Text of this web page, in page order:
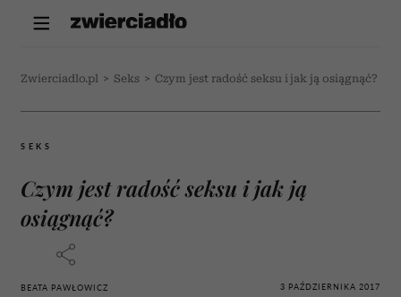
Zwierciadlo.pl > Seks > Czym jest radość seksu i jak ją osiągnąć?
SEKS
Czym jest radość seksu i jak ją
osiągnąć?
BEATA PAWŁOWICZ 3 PAŹDZIERNIKA 2017